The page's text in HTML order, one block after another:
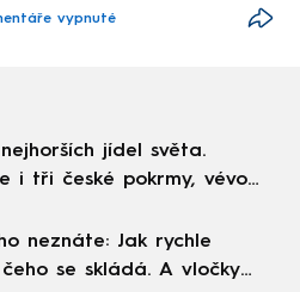
vypnuté
jídel světa.
i tři české pokrmy, vévodí
neznáte: Jak rychle
se skládá. A vločky